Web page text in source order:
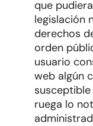
que
legislación
derechos
orden
usuario
web algún
ruega lo